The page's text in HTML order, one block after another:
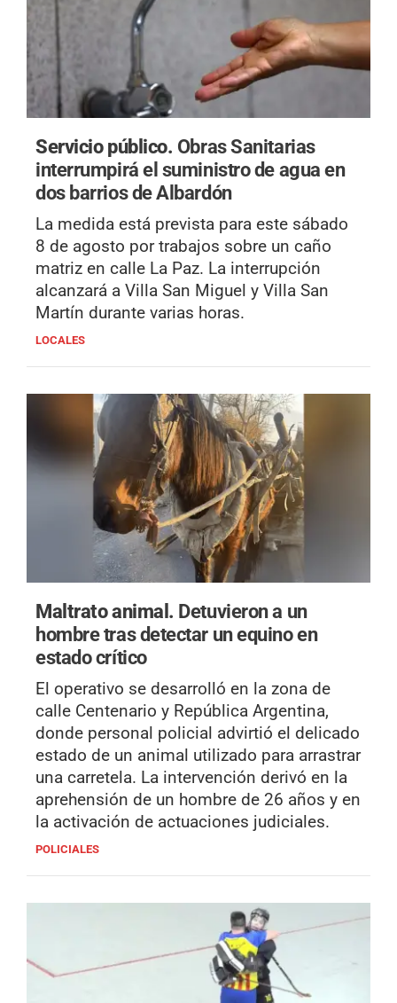
Servicio público. Obras Sanitarias
interrumpirá el suministro de agua en
dos barrios de Albardón
La medida está prevista para este sábado
8 de agosto por trabajos sobre un caño
matriz en calle La Paz. La interrupción
alcanzará a Villa San Miguel y Villa San
Martín durante varias horas.
LOCALES
Maltrato animal. Detuvieron a un
hombre tras detectar un equino en
estado crítico
El operativo se desarrolló en la zona de
calle Centenario y República Argentina,
donde personal policial advirtió el delicado
estado de un animal utilizado para arrastrar
una carretela. La intervención derivó en la
aprehensión de un hombre de 26 años y en
la activación de actuaciones judiciales.
POLICIALES